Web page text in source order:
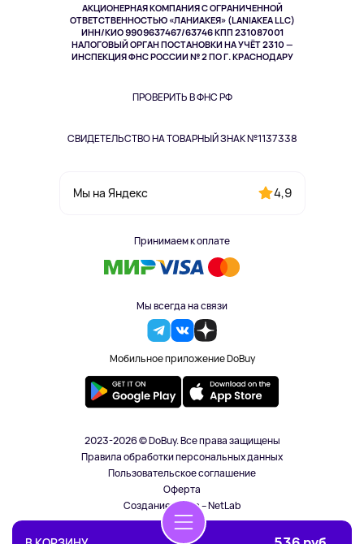
АКЦИОНЕРНАЯ КОМПАНИЯ С ОГРАНИЧЕННОЙ
ОТВЕТСТВЕННОСТЬЮ «ЛАНИАКЕЯ» (LANIAKEA LLC)
ИНН/КИО 9909637467/63746 КПП 231087001
НАЛОГОВЫЙ ОРГАН ПОСТАНОВКИ НА УЧЁТ 2310 —
ИНСПЕКЦИЯ ФНС РОССИИ № 2 ПО Г. КРАСНОДАРУ
ПРОВЕРИТЬ В ФНС РФ
СВИДЕТЕЛЬСТВО НА ТОВАРНЫЙ ЗНАК №1137338
Мы на Яндекс 4,9
Принимаем к оплате
Мы всегда на связи
Мобильное приложение DoBuy
Здоровье питомцев
Одежда и аксессуары
2023-2026 © DoBuy. Все права защищены
Правила обработки персональных данных
Пользовательское соглашение
Оферта
Создание сайта – NetLab